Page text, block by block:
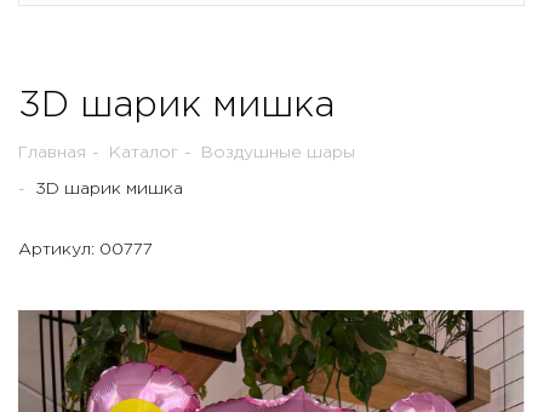
3D шарик мишка
Главная Каталог Воздушные шары
3D шарик мишка
Артикул: 00777